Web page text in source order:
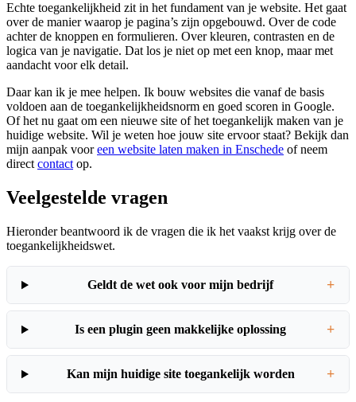
Echte toegankelijkheid zit in het fundament van je website. Het gaat
over de manier waarop je pagina’s zijn opgebouwd. Over de code
achter de knoppen en formulieren. Over kleuren, contrasten en de
logica van je navigatie. Dat los je niet op met een knop, maar met
aandacht voor elk detail.
Daar kan ik je mee helpen. Ik bouw websites die vanaf de basis
voldoen aan de toegankelijkheidsnorm en goed scoren in Google.
Of het nu gaat om een nieuwe site of het toegankelijk maken van je
huidige website. Wil je weten hoe jouw site ervoor staat? Bekijk dan
mijn aanpak vooreen website laten maken in Enschede of neem
direct contact op.
Veelgestelde vragen
Hieronder beantwoord ik de vragen die ik het vaakst krijg over de
toegankelijkheidswet.
Geldt de wet ook voor mijn bedrijf +
Is een plugin geen makkelijke oplossing +
Kan mijn huidige site toegankelijk worden +